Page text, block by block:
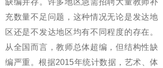
缺编并存。许多地区急需招聘大量教师补
充数量不足问题，这种情况无论是发达地
区还是不发达地区均有不同程度的存在。
从全国而言，教师总体超编，但结构性缺
编严重。根据2015年统计数据，艺术、体